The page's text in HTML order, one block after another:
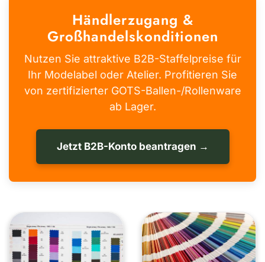
Händlerzugang &
Großhandelskonditionen
Nutzen Sie attraktive B2B-Staffelpreise für
Ihr Modelabel oder Atelier. Profitieren Sie
von zertifizierter GOTS-Ballen-/Rollenware
ab Lager.
Jetzt B2B-Konto beantragen →